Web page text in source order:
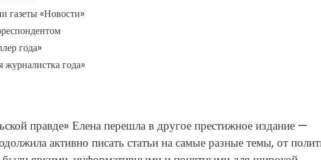
газеты «Новости»
года»
года»
правде» Елена перешла в другое престижное издание —
активно писать статьи на самые разные темы, от